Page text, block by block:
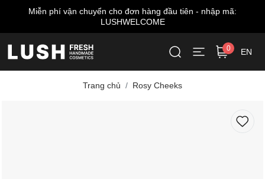
Miễn phí vận chuyển cho đơn hàng đầu tiên - nhập mã:
LUSHWELCOME
0 EN
Trang chủ Rosy Cheeks